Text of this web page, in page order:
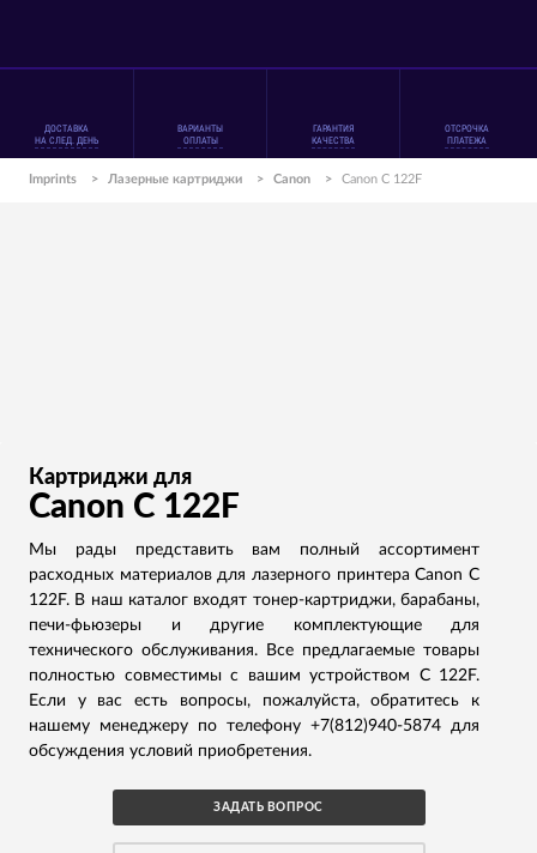
ДОСТАВКА
НА СЛЕД. ДЕНЬ
ВАРИАНТЫ
ОПЛАТЫ
ГАРАНТИЯ
КАЧЕСТВА
ОТСРОЧКА
ПЛАТЕЖА
Imprints > Лазерные картриджи > Canon > Canon C 122F
Картриджи для
Canon C 122F
Мы рады представить вам полный ассортимент
расходных материалов для лазерного принтера Canon C
122F. В наш каталог входят тонер-картриджи, барабаны,
печи-фьюзеры и другие комплектующие для
технического обслуживания. Все предлагаемые товары
полностью совместимы с вашим устройством C 122F.
Если у вас есть вопросы, пожалуйста, обратитесь к
нашему менеджеру по телефону +7(812)940-5874 для
обсуждения условий приобретения.
ЗАДАТЬ ВОПРОС